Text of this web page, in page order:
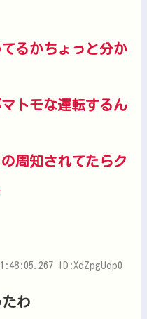
るかちょっと分か
トモな運転するん
周知されてたらク
ID:XdZpgUdp0
わ